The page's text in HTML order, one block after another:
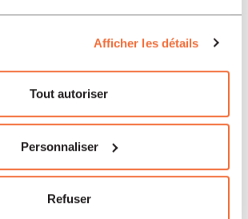
Afficher les détails
Tout autoriser
Personnaliser
Refuser